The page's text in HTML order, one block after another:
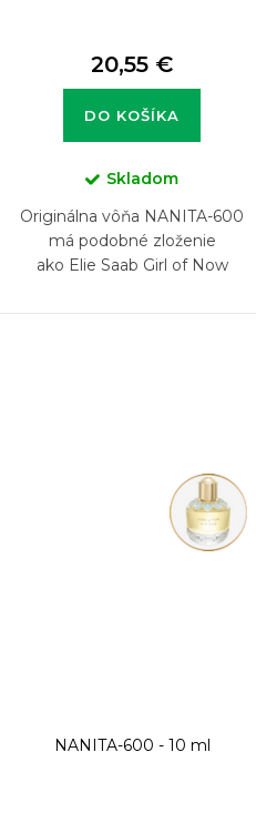
20,55 €
DO KOŠÍKA
Skladom
Originálna vôňa NANITA-600
má podobné zloženie
ako Elie Saab Girl of Now
NANITA-600 - 10 ml